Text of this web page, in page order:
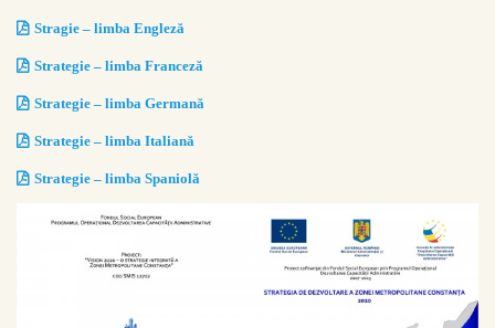
Stragie – limba Engleză
Strategie – limba Franceză
Strategie – limba Germană
Strategie – limba Italiană
Strategie – limba Spaniolă